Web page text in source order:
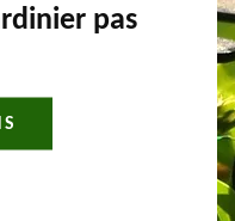
pas